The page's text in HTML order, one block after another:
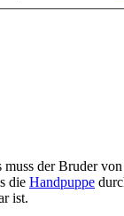
der Bruder
die Handpuppe
ist.